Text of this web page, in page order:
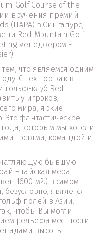
Golf Course of the
вручения премий
(HAPA) в Сингапуре,
Red Mountain Golf
менеджером -
что являемся одним
С тех пор как в
гольф-клуб Red
у игроков,
мира, яркие
Это фантастическое
которым мы хотели
гостями, командой и
бывшую
– тайская мера
1600 м2.) в самом
безусловно, является
полей в Азии.
чтобы Вы могли
рельефа местности
высоты.